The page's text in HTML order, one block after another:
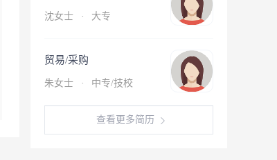
沈女士 · 大专
贸易/采购
朱女士 · 中专/技校
查看更多简历